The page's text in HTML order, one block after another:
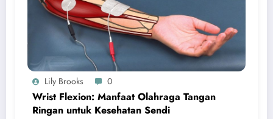
Lily Brooks 0
Wrist Flexion: Manfaat Olahraga Tangan
Ringan untuk Kesehatan Sendi